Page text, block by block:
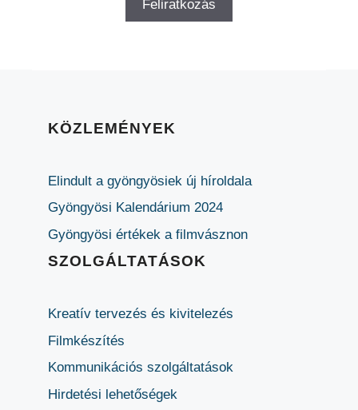
KÖZLEMÉNYEK
Elindult a gyöngyösiek új híroldala
Gyöngyösi Kalendárium 2024
Gyöngyösi értékek a filmvásznon
SZOLGÁLTATÁSOK
Kreatív tervezés és kivitelezés
Filmkészítés
Kommunikációs szolgáltatások
Hirdetési lehetőségek